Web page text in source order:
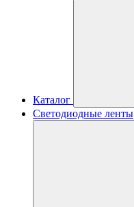
Каталог
Светодиодные ленты